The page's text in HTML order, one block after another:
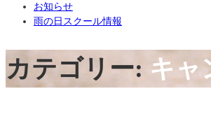
お知らせ
雨の日スクール情報
カテゴリー: キャ